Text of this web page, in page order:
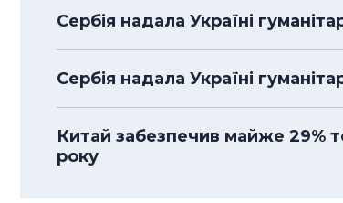
Сербія надала Україні
Сербія надала Україні
Китай забезпечив майже 29%
року